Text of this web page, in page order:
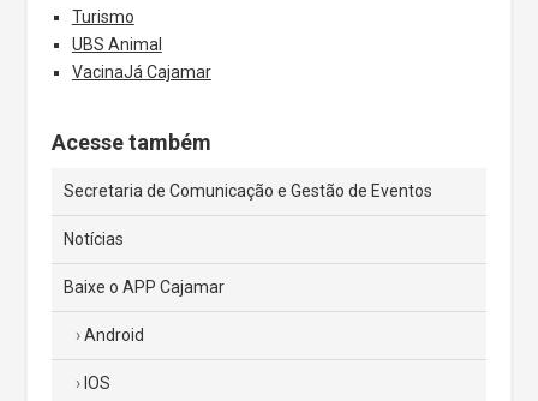
Turismo
UBS Animal
VacinaJá Cajamar
Acesse também
Secretaria de Comunicação e Gestão de Eventos
Notícias
Baixe o APP Cajamar
Android
IOS